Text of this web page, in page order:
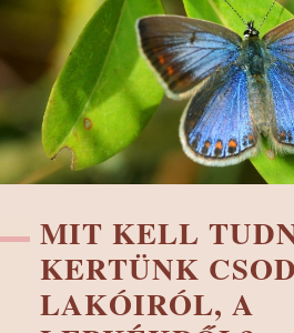
MIT KELL
KERTÜNK
LAKÓIRÓL, A